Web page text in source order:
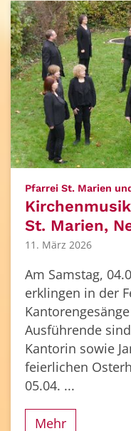
Pfarrei St. Marien
St. Marien,
11. März 2026
Am Samstag,
erklingen in der
Ausführende
Kantorin sowie
feierlichen
05.04. ...
Mehr